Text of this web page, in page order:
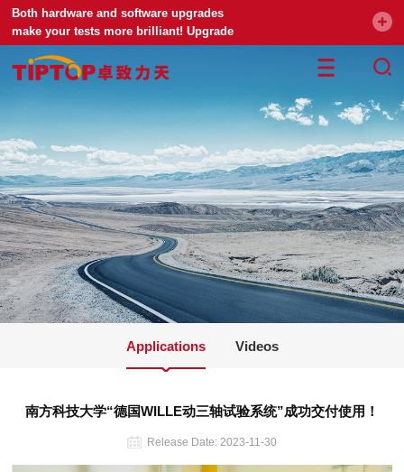
Both hardware and software upgrades
make your tests more brilliant! Upgrade
your universal testing machine
Applications Videos
南方科技大学“德国WILLE动三轴试验系统”成功交付使用！
Release Date: 2023-11-30